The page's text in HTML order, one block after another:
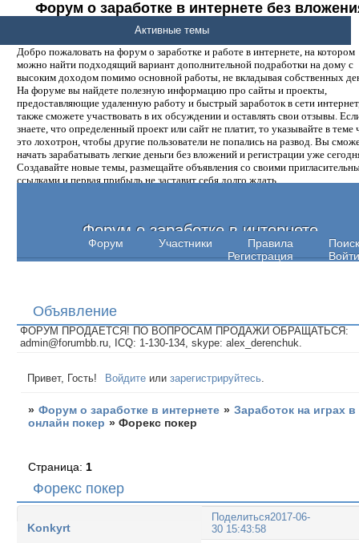
Форум о заработке в интернете без
денег.
Добро пожаловать на форум о заработке и работе в интернете, на котором
можно найти подходящий вариант дополнительной подработки на дому с
высоким доходом помимо основной работы, не вкладывая собственных
На форуме вы найдете полезную информацию про сайты и проекты,
предоставляющие удаленную работу и быстрый заработок в сети
также сможете участвовать в их обсуждении и оставлять свои отзывы.
знаете, что определенный проект или сайт не платит, то указывайте в теме
это лохотрон, чтобы другие пользователи не попались на развод. Вы
начать зарабатывать легкие деньги без вложений и регистрации уже
Создавайте новые темы, размещайте объявления со своими
ссылками и первая прибыль не заставит себя долго ждать.
Форум о заработке в интернете
Форум Участники Правила
Поиск
Регистрация
Войти
Активные темы
Объявление
ФОРУМ ПРОДАЕТСЯ! ПО ВОПРОСАМ ПРОДАЖИ ОБРАЩАТЬСЯ:
admin@forumbb.ru, ICQ: 1-130-134, skype: alex_derenchuk.
Привет, Гость! Войдите илизарегистрируйтесь
» Форум о заработке в интернете » Заработок на играх в
онлайн покер »Форекс покер
Форекс покер
Страница: 1
Поделиться2017-06-
30 15:43:58
Konkyrt